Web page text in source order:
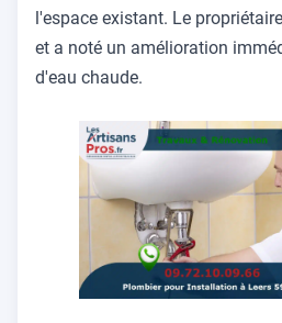
l'espace existant. Le
et a noté un amélioration
d'eau chaude.